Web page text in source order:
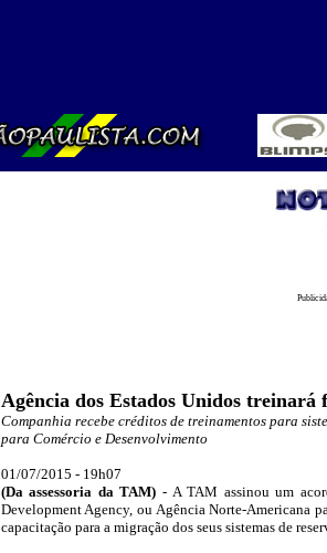
Agência dos Estados Unidos
Companhia recebe créditos de treinamentos para
para Comércio e Desenvolvimento
01/07/2015 - 19h07
(Da assessoria da TAM) - A TAM assinou um
Development Agency, ou Agência Norte-Americana
capacitação para a migração dos seus sistemas de